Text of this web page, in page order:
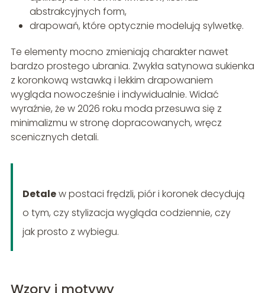
abstrakcyjnych form,
drapowań, które optycznie modelują sylwetkę.
Te elementy mocno zmieniają charakter nawet
bardzo prostego ubrania. Zwykła satynowa sukienka
z koronkową wstawką i lekkim drapowaniem
wygląda nowocześnie i indywidualnie. Widać
wyraźnie, że w 2026 roku moda przesuwa się z
minimalizmu w stronę dopracowanych, wręcz
scenicznych detali.
Detalew postaci frędzli, piór i koronek decydują
o tym, czy stylizacja wygląda codziennie, czy
jak prosto z wybiegu.
Wzory i motywy